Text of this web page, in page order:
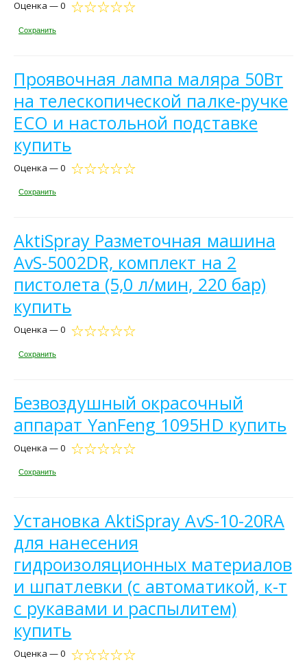
Оценка — 0
Сохранить
Проявочная лампа маляра 50Вт
на телескопической палке-ручке
ECO и настольной подставке
купить
Оценка — 0
Сохранить
AktiSpray Разметочная машина
AvS-5002DR, комплект на 2
пистолета (5,0 л/мин, 220 бар)
купить
Оценка — 0
Сохранить
Безвоздушный окрасочный
аппарат YanFeng 1095HD купить
Оценка — 0
Сохранить
Установка AktiSpray AvS-10-20RA
для нанесения
гидроизоляционных материалов
и шпатлевки (с автоматикой, к-т
с рукавами и распылитем)
купить
Оценка — 0